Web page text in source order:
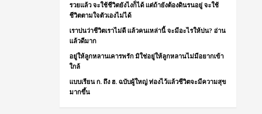
รวยแล้ว จะใช้ชีวิตยังไงก็ได้ แต่ถ้ายังต้องดินรนอยู่ จะใช้
ชีวิตตามใจตัวเองไม่ได้
เราบ่นว่าชีวิตเราไม่ดี แล้วคนเหล่านี้ จะมีอะไรให้บ่น? อ่าน
แล้วดีมาก
อยู่ให้ลูกหลานเคารพรัก มิใช่อยู่ให้ลูกหลานไม่มีอยากเข้า
ใกล้
แบบเรียน ก. ถึง ฮ. ฉบับผู้ใหญ่ ท่องไว้แล้วชีวิตจะมีความสุข
มากขึ้น